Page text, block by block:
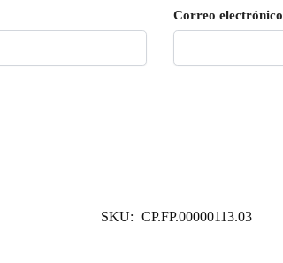
Correo electrónico
SKU: CP.FP.00000113.03